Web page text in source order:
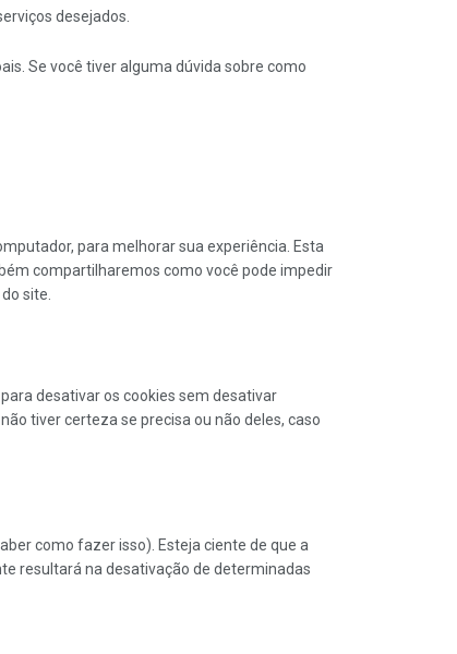
desejados.
Se você tiver alguma dúvida sobre como
para melhorar sua experiência. Esta
compartilharemos como você pode impedir
site.
desativar os cookies sem desativar
tiver certeza se precisa ou não deles, caso
como fazer isso). Esteja ciente de que a
resultará na desativação de determinadas